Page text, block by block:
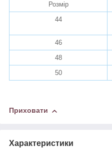
Розмір
44
46
48
50
Приховати
Характеристики